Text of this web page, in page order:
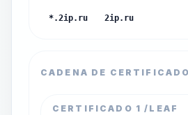
*.2ip.ru 2ip.ru
CADENA DE
CERTIFICADO 1 /LEAF